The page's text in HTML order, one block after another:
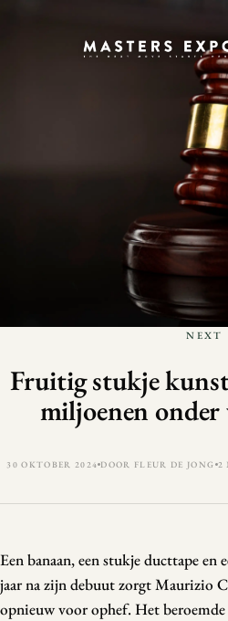
NEXT
Fruitig stukje
miljoenen
30 OKTOBER 2024 DOOR FLEUR DE JONG 2
Een banaan, een stukje ducttape
jaar na zijn debuut zorgt Maurizio
opnieuw voor ophef. Het